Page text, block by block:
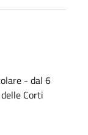
- dal 6
Corti